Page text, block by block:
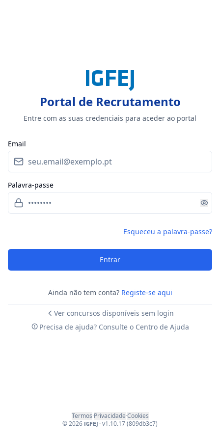
IGFEJ
Portal de Recrutamento
Entre com as suas credenciais para aceder ao portal
Email
Palavra-passe
Esqueceu a palavra-passe?
Entrar
Ainda não tem conta? Registe-se aqui
Ver concursos disponíveis sem login
Precisa de ajuda? Consulte o Centro de Ajuda
Termos·Privacidade·Cookies
©2026 IGFEJ ·v1.10.17 (809db3c7)